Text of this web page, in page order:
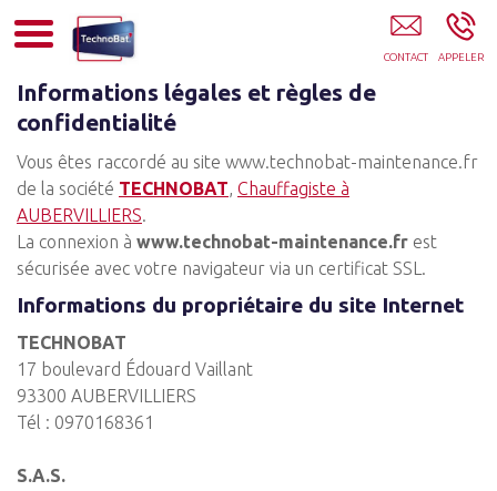
Informations légales et règles de
confidentialité
Vous êtes raccordé au site www.technobat-maintenance.fr
de la société TECHNOBAT, Chauffagiste à
AUBERVILLIERS.
La connexion à www.technobat-maintenance.fr est
sécurisée avec votre navigateur via un certificat SSL.
Informations du propriétaire du site Internet
TECHNOBAT
17 boulevard Édouard Vaillant
93300 AUBERVILLIERS
Tél : 0970168361
S.A.S.